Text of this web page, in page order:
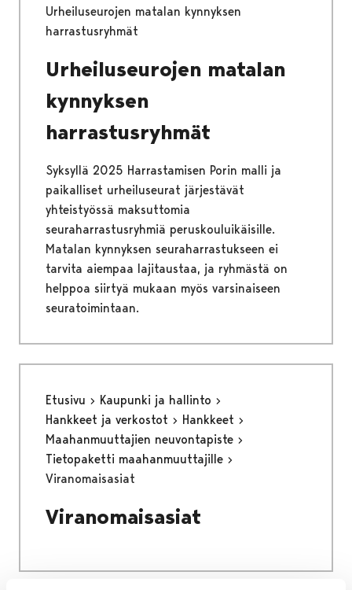
Urheiluseurojen matalan kynnyksen
harrastusryhmät
Urheiluseurojen matalan
kynnyksen
harrastusryhmät
Syksyllä 2025 Harrastamisen Porin malli ja
paikalliset urheiluseurat järjestävät
yhteistyössä maksuttomia
seuraharrastusryhmiä peruskouluikäisille.
Matalan kynnyksen seuraharrastukseen ei
tarvita aiempaa lajitaustaa, ja ryhmästä on
helppoa siirtyä mukaan myös varsinaiseen
seuratoimintaan.
Etusivu
Kaupunki ja hallinto
Hankkeet ja verkostot
Hankkeet
Maahanmuuttajien neuvontapiste
Tietopaketti maahanmuuttajille
Viranomaisasiat
Viranomaisasiat